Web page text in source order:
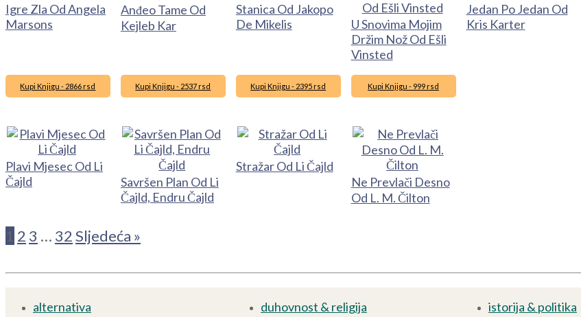
Igre Zla Od Angela
Marsons
Anđeo Tame Od
Kejleb Kar
Stanica Od Jakopo
De Mikelis
U Snovima Mojim
Držim Nož Od Ešli
Vinsted
Jedan Po Jedan Od
Kris Karter
Kupi Knjigu - 2866 rsd
Plavi Mjesec Od Li
Čajld
Kupi Knjigu - 2537 rsd
Savršen Plan Od Li
Čajld, Endru Čajld
Kupi Knjigu - 2395 rsd
Stražar Od Li Čajld
Kupi Knjigu - 999 rsd
Ne Prevlači Desno
Od L. M. Čilton
1 2 3 … 32Sljedeća »
alternativa
duhovnost & religija
istorija & politika